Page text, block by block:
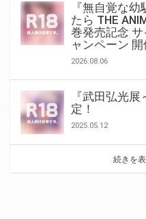
『無自覚な
たら THE
巻発売記念
ャンペーン 開
2026.08.06
『武田弘光
定！
2025.05.12
続きを